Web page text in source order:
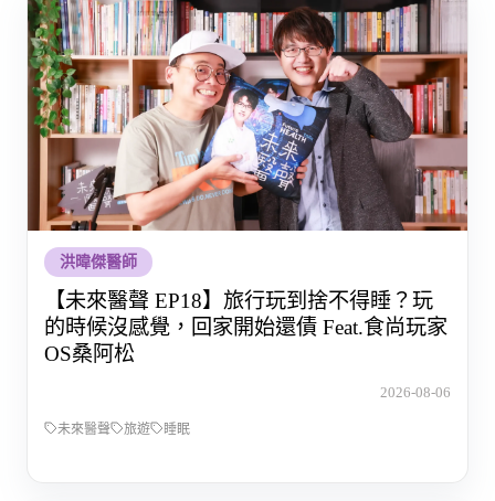
洪暐傑醫師
【未來醫聲 EP18】旅行玩到捨不得睡？玩
的時候沒感覺，回家開始還債 Feat.食尚玩家
OS桑阿松
2026-08-06
未來醫聲 旅遊 睡眠